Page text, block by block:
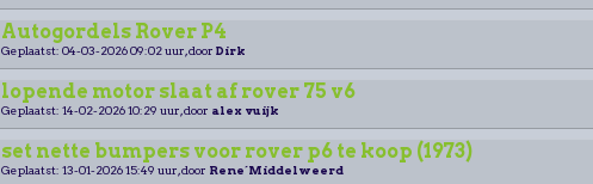
Autogordels Rover P4
Geplaatst: 04-03-2026 09:02 uur, door Dirk
lopende motor slaat af rover 75 v6
Geplaatst: 14-02-2026 10:29 uur, door alex vuijk
set nette bumpers voor rover p6 te koop (1973)
Geplaatst: 13-01-2026 15:49 uur, door Rene´Middelweerd